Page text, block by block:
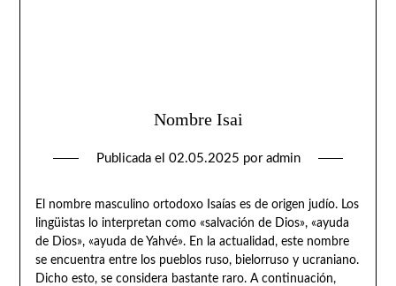
Nombre Isai
Publicada el 02.05.2025 por admin
El nombre masculino ortodoxo Isaías es de origen judío. Los
lingüistas lo interpretan como «salvación de Dios», «ayuda
de Dios», «ayuda de Yahvé». En la actualidad, este nombre
se encuentra entre los pueblos ruso, bielorruso y ucraniano.
Dicho esto, se considera bastante raro. A continuación,